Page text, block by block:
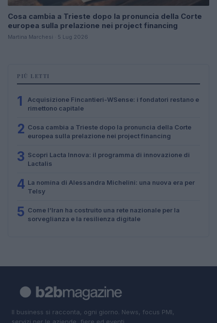
Cosa cambia a Trieste dopo la pronuncia della Corte
europea sulla prelazione nei project financing
Martina Marchesi · 5 Lug 2026
PIÙ LETTI
1
Acquisizione Fincantieri-WSense: i fondatori restano e
rimettono capitale
2 Cosa cambia a Trieste dopo la pronuncia della Corte
europea sulla prelazione nei project financing
3 Scopri Lacta Innova: il programma di innovazione di
Lactalis
4 La nomina di Alessandra Michelini: una nuova era per
Telsy
5 Come l’Iran ha costruito una rete nazionale per la
sorveglianza e la resilienza digitale
Il business si racconta, ogni giorno. News, focus PMI,
servizi per le aziende, fiere ed eventi.